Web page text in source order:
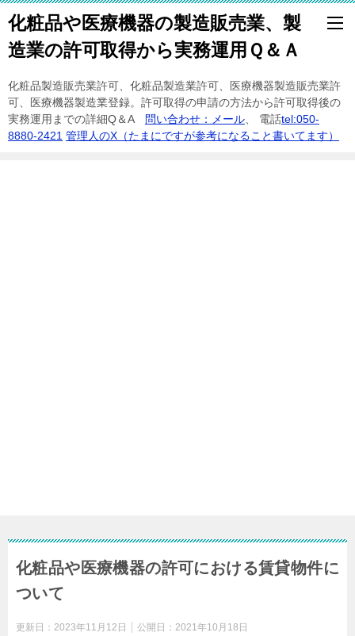
化粧品や医療機器の製造販売業、製
造業の許可取得から実務運用Ｑ＆Ａ
化粧品製造販売業許可、化粧品製造業許可、医療機器製造販売業許
可、医療機器製造業登録。許可取得の申請の方法から許可取得後の
実務運用までの詳細Q＆A
問い合わせ：メール 、 電話tel:050-
8880-2421 管理人のX（たまにですが参考になること書いてます）
化粧品や医療機器の許可における賃貸物件に
ついて
更新日： 2023年11月12日 公開日： 2021年10月18日